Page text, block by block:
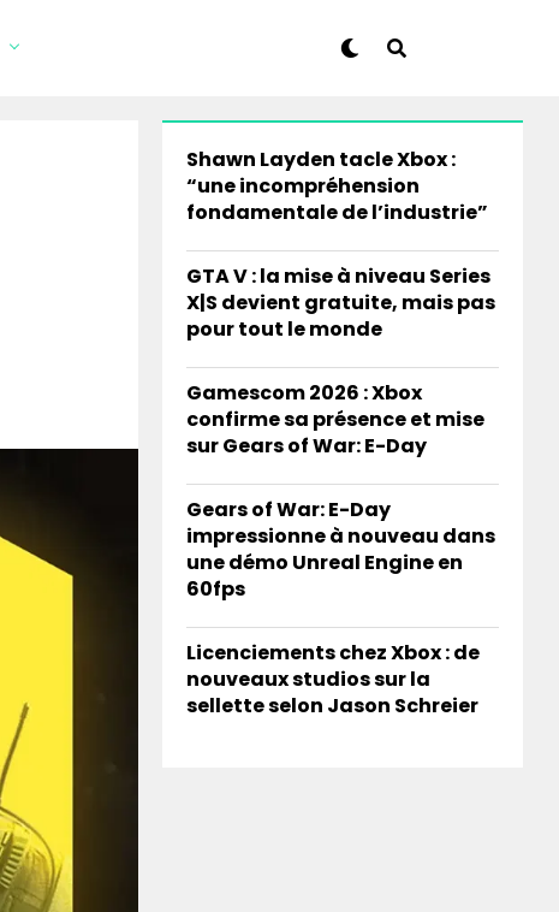
Shawn Layden tacle Xbox :
“une incompréhension
fondamentale de l’industrie”
GTA V : la mise à niveau Series
X|S devient gratuite, mais pas
pour tout le monde
Gamescom 2026 : Xbox
confirme sa présence et mise
sur Gears of War: E-Day
Gears of War: E-Day
impressionne à nouveau dans
une démo Unreal Engine en
60fps
Licenciements chez Xbox : de
nouveaux studios sur la
sellette selon Jason Schreier